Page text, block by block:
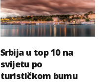
Srbija u top 10 na
svijetu po
turističkom bumu